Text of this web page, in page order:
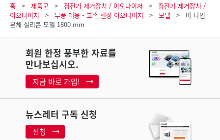
홈 제품군 정전기 제거장치 / 이오나이저
정전기 제거장치 /
이오나이저
무풍 대응・고속 센싱 이오나이저 모델
바 타입
본체 실리콘 모델 1800 mm
회원 한정 풍부한 자료를
만나보십시오.
지금 바로 가입!
뉴스레터 구독 신청
신청